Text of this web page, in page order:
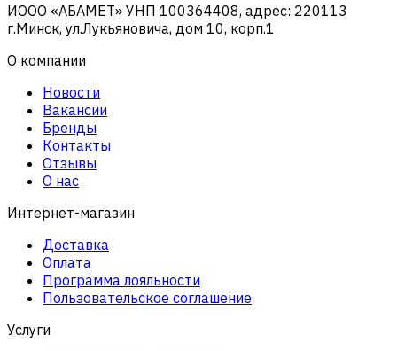
ИООО «АБАМЕТ» УНП 100364408, адрес: 220113
г.Минск, ул.Лукьяновича, дом 10, корп.1
О компании
Новости
Вакансии
Бренды
Контакты
Отзывы
О нас
Интернет-магазин
Доставка
Оплата
Программа лояльности
Пользовательское соглашение
Услуги